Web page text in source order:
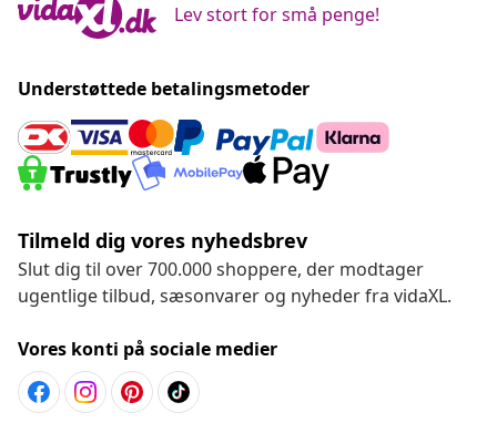
Lev stort for små penge!
Understøttede betalingsmetoder
Tilmeld dig vores nyhedsbrev
Slut dig til over 700.000 shoppere, der modtager
ugentlige tilbud, sæsonvarer og nyheder fra vidaXL.
Vores konti på sociale medier